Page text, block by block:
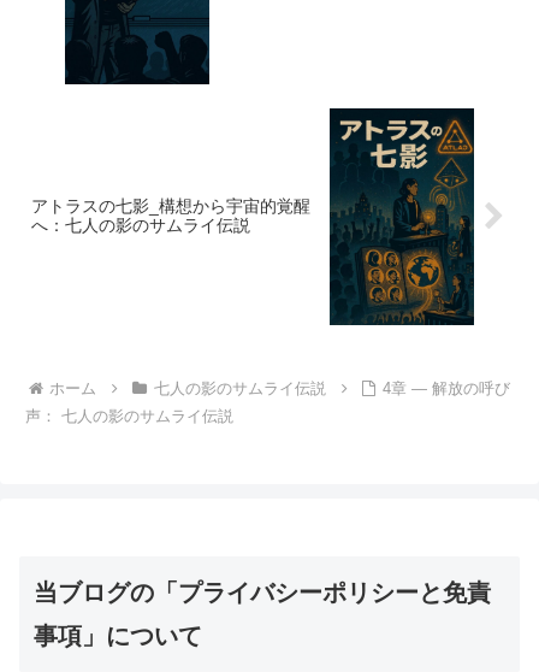
アトラスの七影_構想から宇宙的覚醒
へ：七人の影のサムライ伝説
ホーム 七人の影のサムライ伝説
4章 ― 解放の呼び
声： 七人の影のサムライ伝説
当ブログの「プライバシーポリシーと免責
事項」について